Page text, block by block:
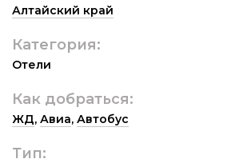
Алтайский край
Категория:
Отели
Как добраться:
ЖД, Авиа, Автобус
Тип: